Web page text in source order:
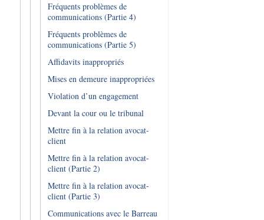
Fréquents problèmes de
communications (Partie 4)
Fréquents problèmes de
communications (Partie 5)
Affidavits inappropriés
Mises en demeure inappropriées
Violation d’un engagement
Devant la cour ou le tribunal
Mettre fin à la relation avocat-
client
Mettre fin à la relation avocat-
client (Partie 2)
Mettre fin à la relation avocat-
client (Partie 3)
Communications avec le Barreau